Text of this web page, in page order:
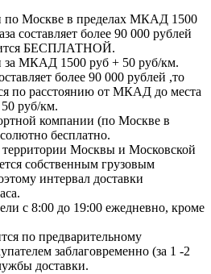
по Москве в пределах МКАД 1500
составляет более 90 000 рублей
БЕСПЛАТНОЙ.
за МКАД 1500 руб + 50 руб/км.
более 90 000 рублей ,то
по расстоянию от МКАД до места
50 руб/км.
компании (по Москве в
бесплатно.
территории Москвы и Московской
собственным грузовым
интервал доставки
с 8:00 до 19:00 ежедневно, кроме
по предварительному
заблаговременно (за 1 -2
доставки.